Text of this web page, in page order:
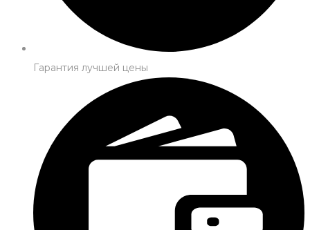
Гарантия лучшей цены